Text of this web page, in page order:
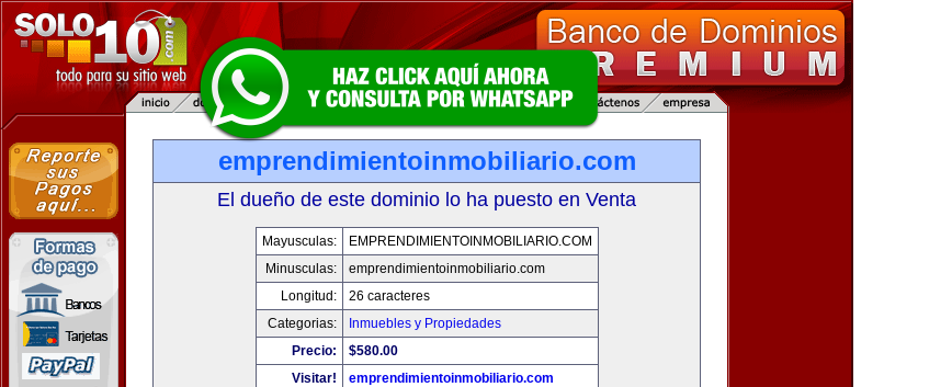
emprendimientoinmobiliario.com
El dueño de este dominio lo ha puesto en Venta
Mayusculas:
EMPRENDIMIENTOINMOBILIARIO.COM
Minusculas:
emprendimientoinmobiliario.com
Longitud:
26 caracteres
Categorias:
Inmuebles y Propiedades
Precio:
$580.00
Visitar!
emprendimientoinmobiliario.com